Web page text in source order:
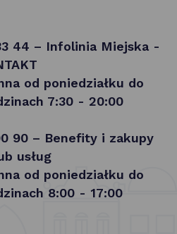
44 – Infolinia Miejska -
od poniedziałku do
7:30 - 20:00
90 – Benefity i zakupy
usług
od poniedziałku do
8:00 - 17:00